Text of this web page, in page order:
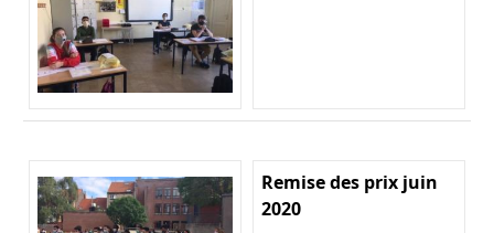
Remise des prix juin
2020